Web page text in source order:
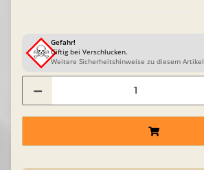
Gefahr!
Giftig bei Verschlucken.
Weitere Sicherheitshinweise zu diesem Artikel